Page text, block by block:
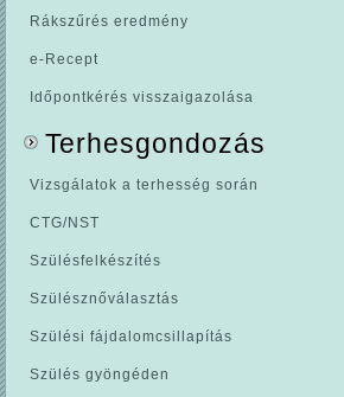
Rákszűrés eredmény
e-Recept
Időpontkérés visszaigazolása
Terhesgondozás
Vizsgálatok a terhesség során
CTG/NST
Szülésfelkészítés
Szülésznőválasztás
Szülési fájdalomcsillapítás
Szülés gyöngéden